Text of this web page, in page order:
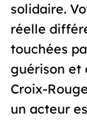
solidaire.
réelle
touchées
guérison et
Croix-
un acteur